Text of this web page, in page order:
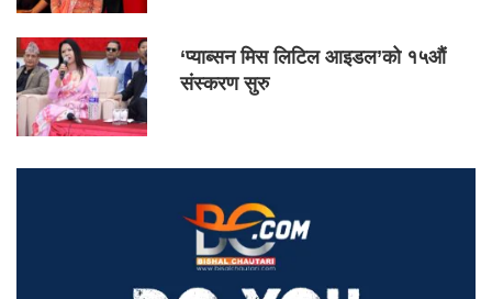
‘प्याब्सन मिस लिटिल आइडल’को १५औं
संस्करण सुरु